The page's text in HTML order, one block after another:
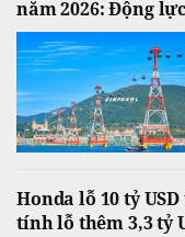
năm 2026: Động
Honda lỗ 10 tỷ
tính lỗ thêm 3,3 tỷ